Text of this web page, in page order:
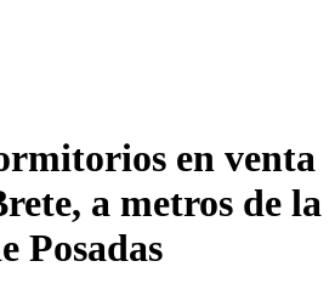
en venta
a metros de la
Posadas